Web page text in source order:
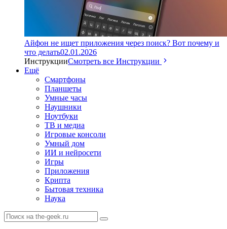
Айфон не ищет приложения через поиск? Вот почему и
что делать02.01.2026
ИнструкцииСмотреть все Инструкции
Ещё
Смартфоны
Планшеты
Умные часы
Наушники
Ноутбуки
ТВ и медиа
Игровые консоли
Умный дом
ИИ и нейросети
Игры
Приложения
Крипта
Бытовая техника
Наука